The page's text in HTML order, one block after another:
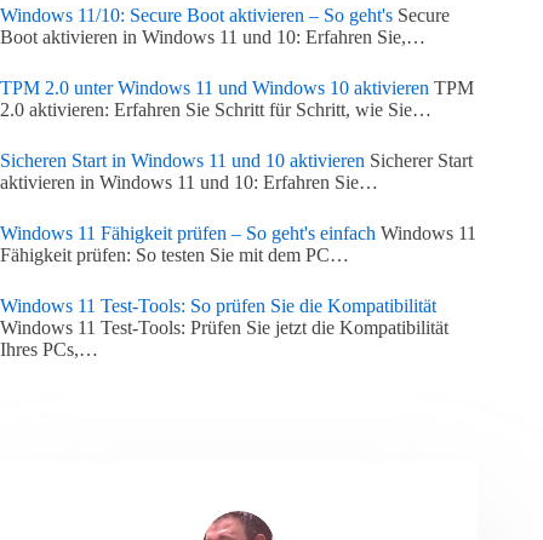
Windows 11/10: Secure Boot aktivieren – So geht's Secure
Boot aktivieren in Windows 11 und 10: Erfahren Sie,…
TPM 2.0 unter Windows 11 und Windows 10 aktivieren TPM
2.0 aktivieren: Erfahren Sie Schritt für Schritt, wie Sie…
Sicheren Start in Windows 11 und 10 aktivieren Sicherer Start
aktivieren in Windows 11 und 10: Erfahren Sie…
Windows 11 Fähigkeit prüfen – So geht's einfach Windows 11
Fähigkeit prüfen: So testen Sie mit dem PC…
Windows 11 Test-Tools: So prüfen Sie die Kompatibilität
Windows 11 Test-Tools: Prüfen Sie jetzt die Kompatibilität
Ihres PCs,…